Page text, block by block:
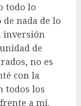
todo lo
nada de lo
inversión
de
no es
con la
todos los
a mí.